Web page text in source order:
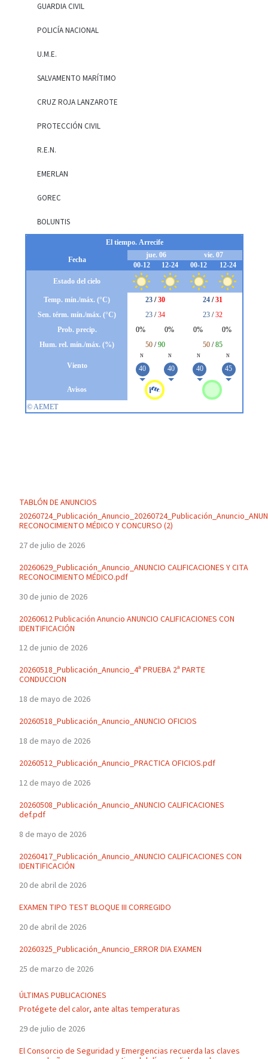
GUARDIA CIVIL
POLICÍA NACIONAL
U.M.E.
SALVAMENTO MARÍTIMO
CRUZ ROJA LANZAROTE
PROTECCIÓN CIVIL
R.E.N.
EMERLAN
GOREC
BOLUNTIS
TABLÓN DE ANUNCIOS
RECONOCIMIENTO MÉDICO Y CONCURSO (2)
27 de julio de 2026
20260629_Publicación_Anuncio_ANUNCIO CALIFICACIONES Y CITA
RECONOCIMIENTO MÉDICO.pdf
30 de junio de 2026
20260612 Publicación Anuncio ANUNCIO CALIFICACIONES CON
IDENTIFICACIÓN
12 de junio de 2026
20260518_Publicación_Anuncio_4ª PRUEBA 2ª PARTE
CONDUCCION
18 de mayo de 2026
20260518_Publicación_Anuncio_ANUNCIO OFICIOS
18 de mayo de 2026
20260512_Publicación_Anuncio_PRACTICA OFICIOS.pdf
12 de mayo de 2026
20260508_Publicación_Anuncio_ANUNCIO CALIFICACIONES
def.pdf
8 de mayo de 2026
20260417_Publicación_Anuncio_ANUNCIO CALIFICACIONES CON
IDENTIFICACIÓN
20 de abril de 2026
EXAMEN TIPO TEST BLOQUE III CORREGIDO
20 de abril de 2026
20260325_Publicación_Anuncio_ERROR DIA EXAMEN
25 de marzo de 2026
ÚLTIMAS PUBLICACIONES
Protégete del calor, ante altas temperaturas
29 de julio de 2026
El Consorcio de Seguridad y Emergencias recuerda las claves